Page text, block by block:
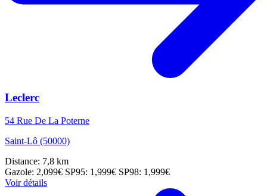
Leclerc
54 Rue De La Poterne
Saint-Lô (50000)
Distance: 7,8 km
Gazole: 2,099€ SP95: 1,999€ SP98: 1,999€
Voir détails